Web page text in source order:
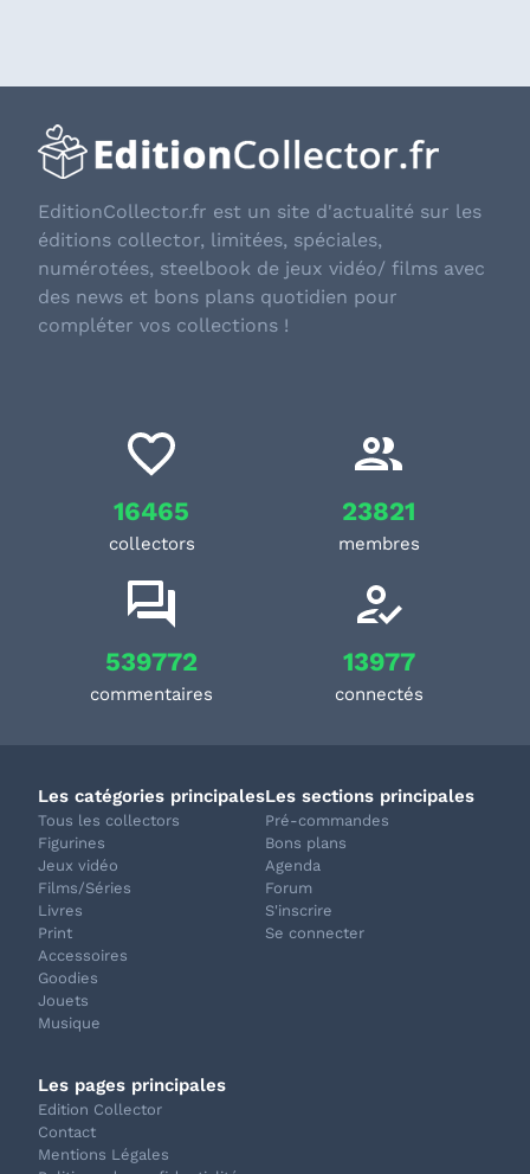
EditionCollector.fr est un site d'actualité sur les
éditions collector, limitées, spéciales,
numérotées, steelbook de jeux vidéo/ films avec
des news et bons plans quotidien pour
compléter vos collections !
16465
collectors
23821
membres
539772
commentaires
13977
connectés
Les catégories principales
Tous les collectors
Figurines
Jeux vidéo
Films/Séries
Livres
Print
Accessoires
Goodies
Jouets
Musique
Les sections principales
Pré-commandes
Bons plans
Agenda
Forum
S'inscrire
Se connecter
Les pages principales
Edition Collector
Contact
Mentions Légales